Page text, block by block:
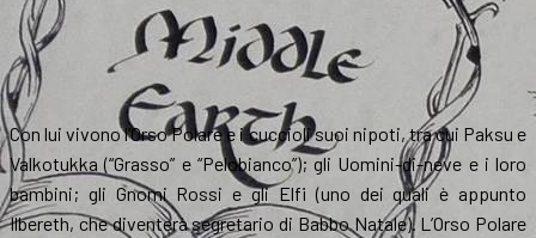
Con lui vivono l’Orso Polare e i cuccioli suoi nipoti, tra cui Paksu e
Valkotukka (“Grasso” e “Pelobianco”); gli Uomini-di-neve e i loro
bambini; gli Gnomi Rossi e gli Elfi (uno dei quali è appunto
Ilbereth, che diventerà segretario di Babbo Natale). L’Orso Polare